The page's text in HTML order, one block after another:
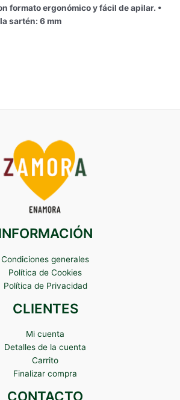
formato ergonómico y fácil de apilar. •
sartén: 6 mm
Condiciones generales
Política de Cookies
Política de Privacidad
CLIENTES
Mi cuenta
Detalles de la cuenta
Carrito
Finalizar compra
CONTACTO